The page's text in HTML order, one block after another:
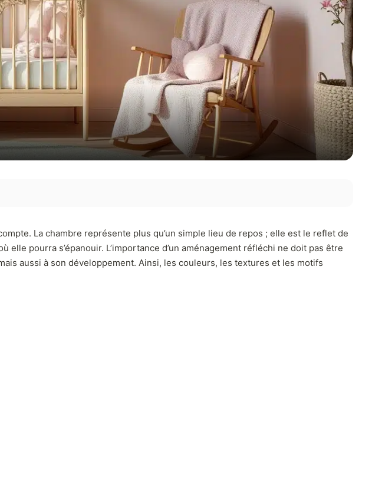
La chambre représente plus qu’un simple lieu de repos ; elle est le reflet de
pourra s’épanouir. L’importance d’un aménagement réfléchi ne doit pas être
aussi à son développement. Ainsi, les couleurs, les textures et les motifs